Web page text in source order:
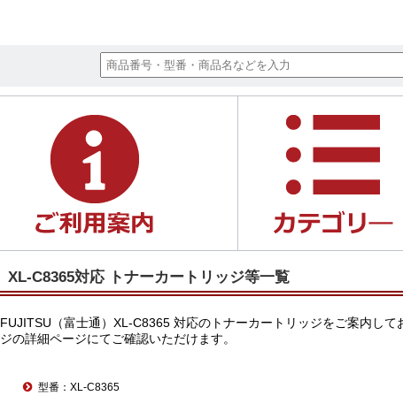
XL-C8365対応 トナーカートリッジ等一覧
FUJITSU（富士通）XL-C8365 対応のトナーカートリッジをご案内し
ジの詳細ページにてご確認いただけます。
型番：XL-C8365